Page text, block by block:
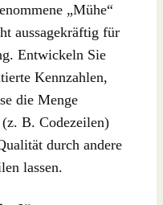
„Mühe“
aussagekräftig für
Entwickeln Sie
Kennzahlen,
die Menge
B. Codezeilen)
durch andere
lassen.